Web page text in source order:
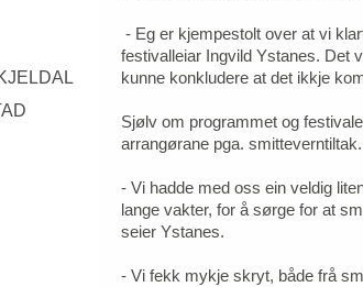
- Eg er kjempestolt over at vi
festivalleiar Ingvild Ystanes. Det
kunne konkludere at det ikkje
Sjølv om programmet og
arrangørane pga. smitteverntiltak.
- Vi hadde med oss ein veldig
lange vakter, for å sørge for at
seier Ystanes.
- Vi fekk mykje skryt, både frå